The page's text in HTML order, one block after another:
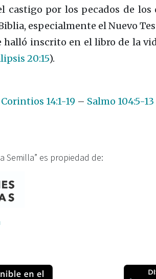
castigo por los pecados de los
especialmente el Nuevo
halló inscrito en el libro de la
20:15).
Corintios 14:1-19 – Salmo 104:5-13
Semilla” es propiedad de: